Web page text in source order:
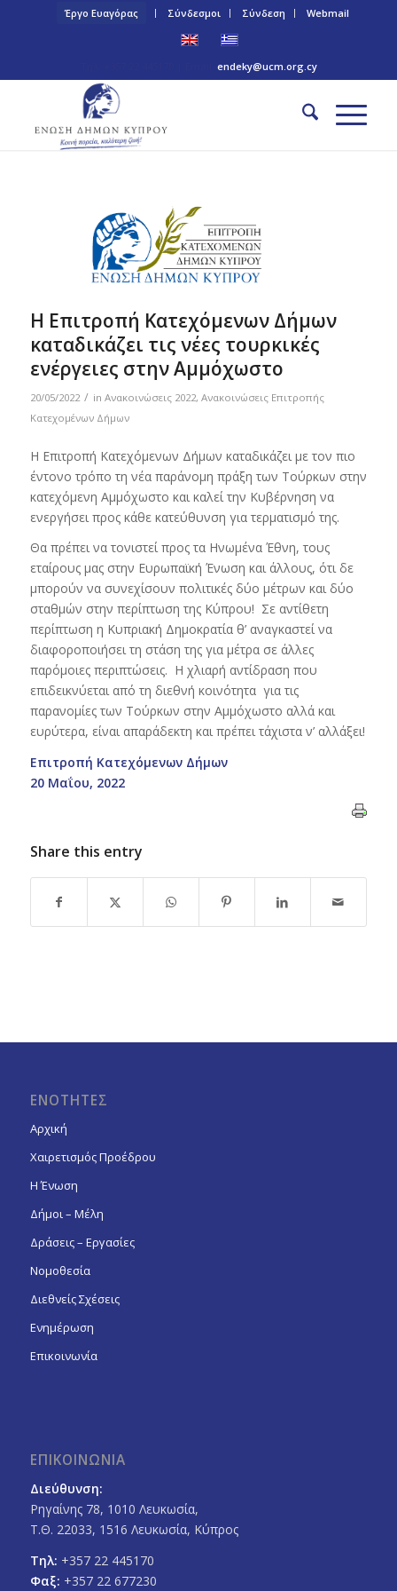
Έργο Ευαγόρας Σύνδεσμοι Σύνδεση Webmail
endeky@ucm.org.cy
Η Επιτροπή Κατεχόμενων Δήμων
καταδικάζει τις νέες τουρκικές
ενέργειες στην Αμμόχωστο
20/05/2022 / in Ανακοινώσεις 2022, Ανακοινώσεις Επιτροπής
Κατεχομένων Δήμων
Η Επιτροπή Κατεχόμενων Δήμων καταδικάζει με τον πιο
έντονο τρόπο τη νέα παράνομη πράξη των Τούρκων στην
κατεχόμενη Αμμόχωστο και καλεί την Κυβέρνηση να
ενεργήσει προς κάθε κατεύθυνση για τερματισμό της.
Θα πρέπει να τονιστεί προς τα Ηνωμένα Έθνη, τους
εταίρους μας στην Ευρωπαϊκή Ένωση και άλλους, ότι δε
μπορούν να συνεχίσουν πολιτικές δύο μέτρων και δύο
σταθμών στην περίπτωση της Κύπρου! Σε αντίθετη
περίπτωση η Κυπριακή Δημοκρατία θ’ αναγκαστεί να
διαφοροποιήσει τη στάση της για μέτρα σε άλλες
παρόμοιες περιπτώσεις. Η χλιαρή αντίδραση που
επιδεικνύεται από τη διεθνή κοινότητα για τις
παρανομίες των Τούρκων στην Αμμόχωστο αλλά και
ευρύτερα, είναι απαράδεκτη και πρέπει τάχιστα ν’ αλλάξει!
Επιτροπή Κατεχόμενων Δήμων
20 Μαΐου, 2022
Share this entry
ΕΝΟΤΗΤΕΣ
Αρχική
Χαιρετισμός Προέδρου
Η Ένωση
Δήμοι – Μέλη
Δράσεις – Εργασίες
Νομοθεσία
Διεθνείς Σχέσεις
Ενημέρωση
Επικοινωνία
ΕΠΙΚΟΙΝΩΝΙΑ
Διεύθυνση:
Ρηγαίνης 78, 1010 Λευκωσία,
Τ.Θ. 22033, 1516 Λευκωσία, Κύπρος
Τηλ: +357 22 445170
Φαξ: +357 22 677230